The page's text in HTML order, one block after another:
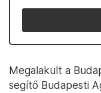
Megalakult a
segítő Budapesti